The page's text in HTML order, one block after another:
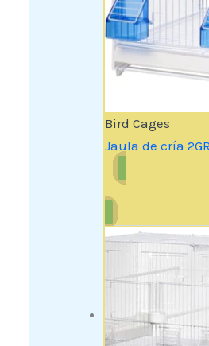
Bird Cages
Jaula de cría